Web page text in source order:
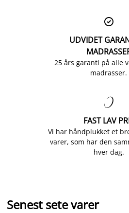

UDVIDET
25 års garanti på alle
madrasser.

FAST LAV
Vi har håndplukket et
varer, som har den
hver dag.
Senest sete varer